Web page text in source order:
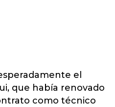
el
que había renovado
como técnico